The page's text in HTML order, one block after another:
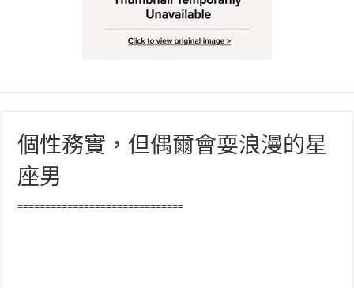
個性務實，但偶爾會耍浪漫的星
座男
==============================